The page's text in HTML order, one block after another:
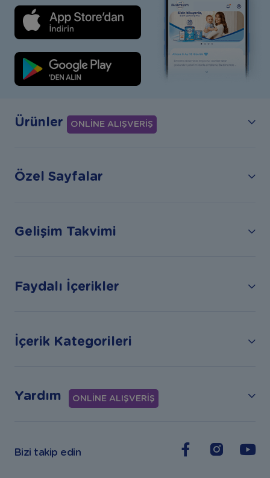
Ürünler ONLİNE ALIŞVERİŞ
Özel Sayfalar
Gelişim Takvimi
Faydalı İçerikler
İçerik Kategorileri
Yardım ONLİNE ALIŞVERİŞ
Bizi takip edin